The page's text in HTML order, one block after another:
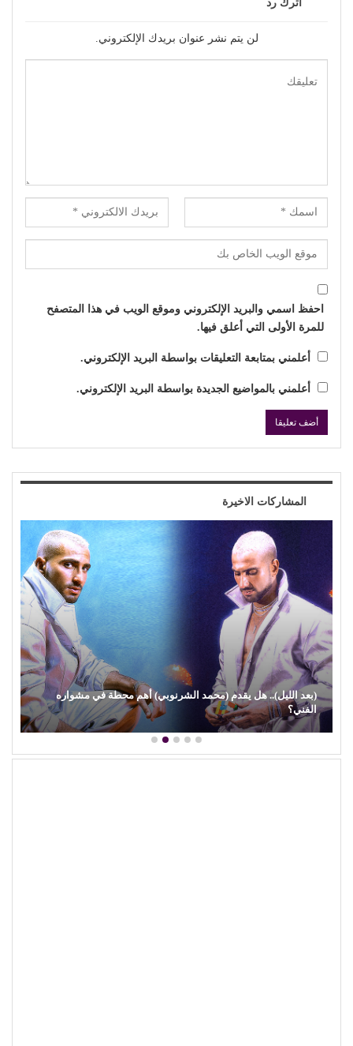
دراما
محمود حسونة يكتب: (تحت
سلايدر
محمود عطية يكتب: سوق
السابق التالي
اترك رد
احفظ اسمي والبريد الإلكتروني وموقع الويب في هذا المتصفح
للمرة الأولى التي أعلق فيها.
أعلمني بمتابعة التعليقات بواسطة البريد الإلكتروني.